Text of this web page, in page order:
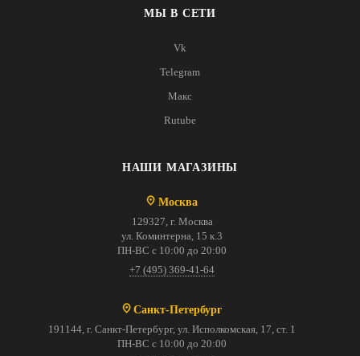
МЫ В СЕТИ
Vk
Telegram
Макс
Rutube
НАШИ МАГАЗИНЫ
Москва
129327, г. Москва
ул. Коминтерна, 15 к.3
ПН-ВС с 10:00 до 20:00
+7 (495) 369-41-64
Санкт-Петербург
191144, г. Санкт-Петербург, ул. Исполкомская, 17, ст. 1
ПН-ВС с 10:00 до 20:00